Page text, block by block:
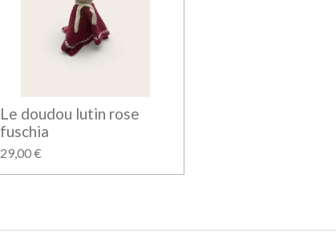
Le doudou lutin rose
fuschia
29,00 €